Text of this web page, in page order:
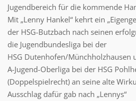
Jugendbereich für die kommende
Mit „Lenny Hankel“ kehrt ein
der HSG-Butzbach nach seinen
die Jugendbundesliga bei der
HSG Dutenhofen/Münchholzhausen
A-Jugend-Oberliga bei der HSG
(Doppelspielrecht) an seine alte
Ausschlag dafür gab nach „Lennys“